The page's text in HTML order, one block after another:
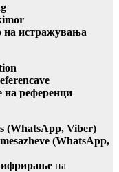
на истражувања
на референци
(WhatsApp, Viber)
(WhatsApp,
на